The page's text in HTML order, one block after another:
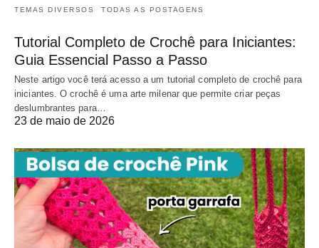
TEMAS DIVERSOS TODAS AS POSTAGENS
Tutorial Completo de Crochê para Iniciantes:
Guia Essencial Passo a Passo
Neste artigo você terá acesso a um tutorial completo de crochê para
iniciantes. O crochê é uma arte milenar que permite criar peças
deslumbrantes para…
23 de maio de 2026